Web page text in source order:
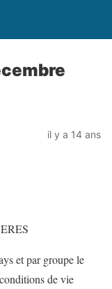
il y a 14 ans
et par groupe le
de vie